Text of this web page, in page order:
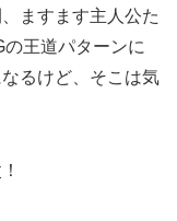
ますます主人公た
王道パターンに
るけど、そこは気